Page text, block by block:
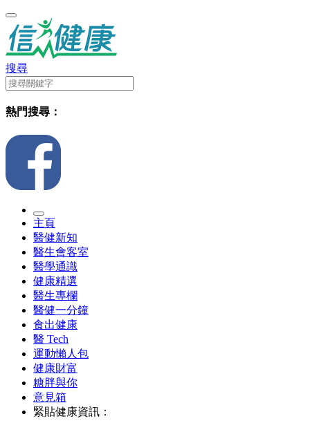
搜尋
熱門搜尋：
主頁
醫健新知
醫生會客室
醫學通識
健康精選
醫生專欄
醫健一分鐘
食出健康
醫 Tech
運動懶人包
健康財富
糖胖與你
意見箱
緊貼健康資訊：